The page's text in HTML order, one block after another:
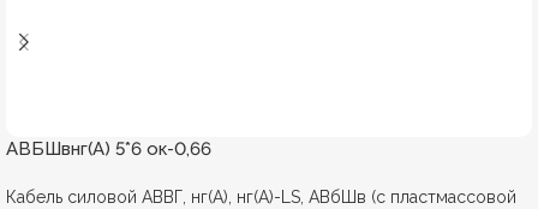
АВБШвнг(А) 5*6 ок-0,66
Кабель силовой АВВГ, нг(А), нг(А)-LS, АВбШв (с пластмассовой